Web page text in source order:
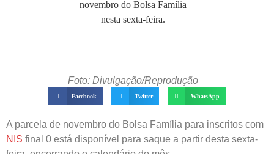
Foto: Divulgação/Reprodução
Facebook Twitter WhatsApp
A parcela de novembro do Bolsa Família para inscritos com
NIS final 0 está disponível para saque a partir desta sexta-